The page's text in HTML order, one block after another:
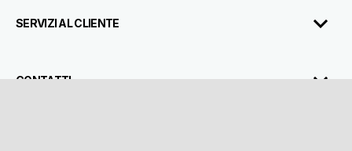
SERVIZI AL CLIENTE
CONTATTI